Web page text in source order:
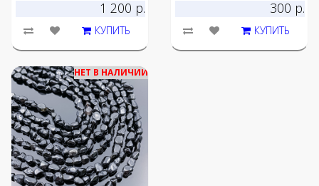
1 200 р.
КУПИТЬ
300 р.
КУПИТЬ
НЕТ В НАЛИЧИИ